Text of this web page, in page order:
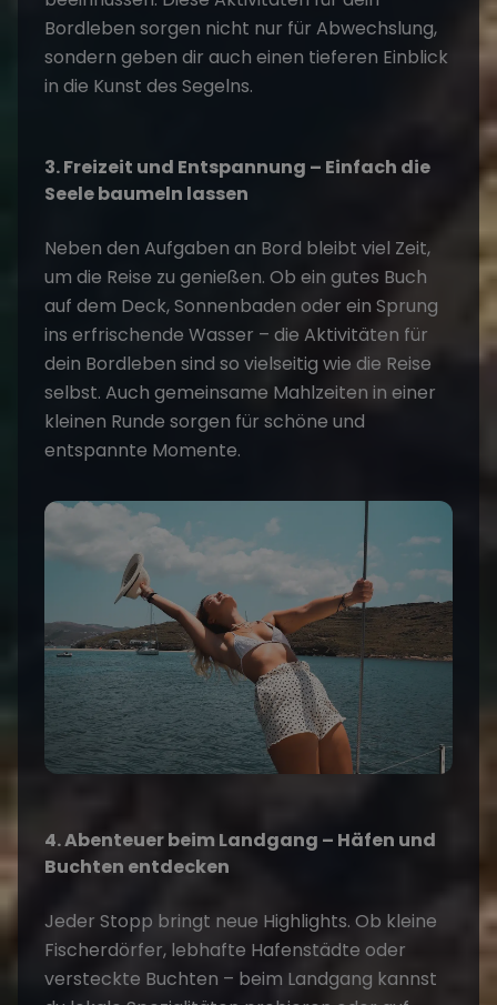
Bordleben sorgen nicht nur für Abwechslung,
sondern geben dir auch einen tieferen Einblick
in die Kunst des Segelns.
3. Freizeit und Entspannung – Einfach die
Seele baumeln lassen
Neben den Aufgaben an Bord bleibt viel Zeit,
um die Reise zu genießen. Ob ein gutes Buch
auf dem Deck, Sonnenbaden oder ein Sprung
ins erfrischende Wasser – die Aktivitäten für
dein Bordleben sind so vielseitig wie die Reise
selbst. Auch gemeinsame Mahlzeiten in einer
kleinen Runde sorgen für schöne und
entspannte Momente.
4. Abenteuer beim Landgang – Häfen und
Buchten entdecken
Jeder Stopp bringt neue Highlights. Ob kleine
Fischerdörfer, lebhafte Hafenstädte oder
versteckte Buchten – beim Landgang kannst